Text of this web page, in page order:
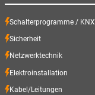
Schalterprogramme / KNX
Sicherheit
Netzwerktechnik
Elektroinstallation
Kabel/Leitungen